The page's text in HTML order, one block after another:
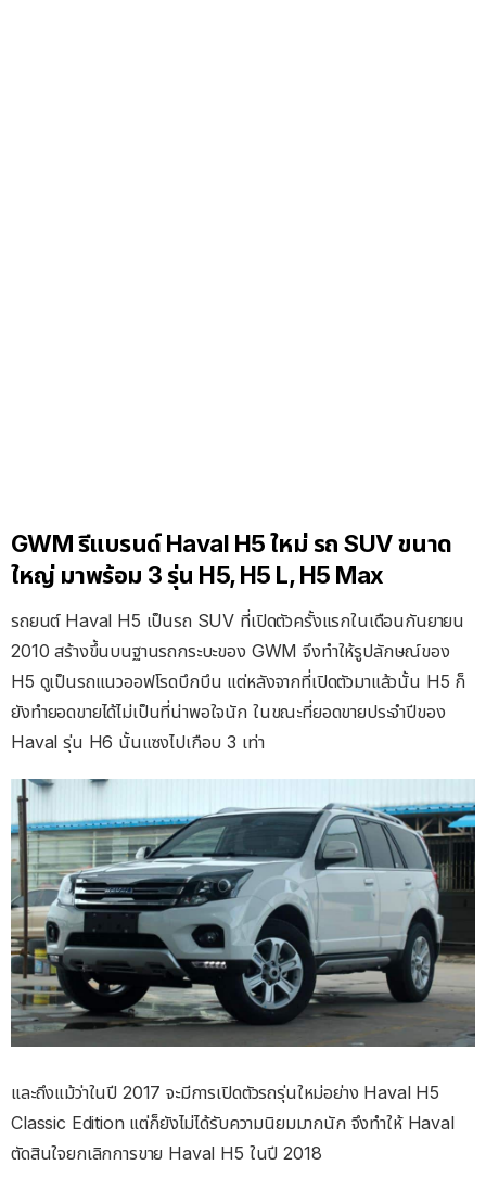
GWM รีแบรนด์ Haval H5 ใหม่ รถ SUV ขนาด
ใหญ่ มาพร้อม 3 รุ่น H5, H5 L, H5 Max
รถยนต์ Haval H5 เป็นรถ SUV ที่เปิดตัวครั้งแรกในเดือนกันยายน
2010 สร้างขึ้นบนฐานรถกระบะของ GWM จึงทำให้รูปลักษณ์ของ
H5 ดูเป็นรถแนวออฟโรดบึกบึน แต่หลังจากที่เปิดตัวมาแล้วนั้น H5 ก็
ยังทำยอดขายได้ไม่เป็นที่น่าพอใจนัก ในขณะที่ยอดขายประจำปีของ
Haval รุ่น H6 นั้นแซงไปเกือบ 3 เท่า
และถึงแม้ว่าในปี 2017 จะมีการเปิดตัวรถรุ่นใหม่อย่าง Haval H5
Classic Edition แต่ก็ยังไม่ได้รับความนิยมมากนัก จึงทำให้ Haval
ตัดสินใจยกเลิกการขาย Haval H5 ในปี 2018